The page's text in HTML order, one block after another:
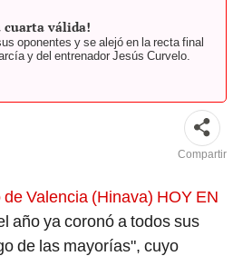
cuarta válida!
oponentes y se alejó en la recta final
y del entrenador Jesús Curvelo.
Compartir
Valencia (Hinava) HOY EN
año ya coronó a todos sus
de las mayorías", cuyo